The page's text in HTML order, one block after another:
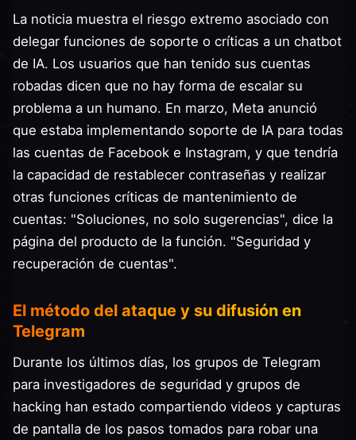
La noticia muestra el riesgo extremo asociado con
delegar funciones de soporte o críticas a un chatbot
de IA. Los usuarios que han tenido sus cuentas
robadas dicen que no hay forma de escalar su
problema a un humano. En marzo, Meta anunció
que estaba implementando soporte de IA para todas
las cuentas de Facebook e Instagram, y que tendría
la capacidad de restablecer contraseñas y realizar
otras funciones críticas de mantenimiento de
cuentas: "Soluciones, no solo sugerencias", dice la
página del producto de la función. "Seguridad y
recuperación de cuentas".
El método del ataque y su difusión en
Telegram
Durante los últimos días, los grupos de Telegram
para investigadores de seguridad y grupos de
hacking han estado compartiendo videos y capturas
de pantalla de los pasos tomados para robar una